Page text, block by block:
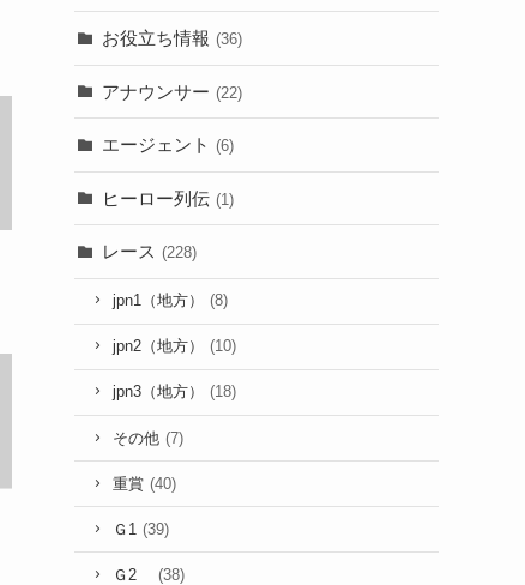
お役立ち情報 (36)
アナウンサー (22)
エージェント (6)
ヒーロー列伝 (1)
レース (228)
jpn1（地方） (8)
jpn2（地方） (10)
jpn3（地方） (18)
その他 (7)
重賞 (40)
Ｇ1 (39)
Ｇ2 (38)